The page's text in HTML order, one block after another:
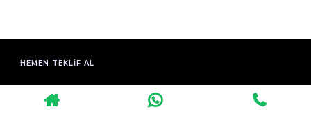
HEMEN TEKLIF AL